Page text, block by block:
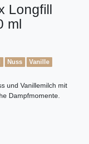
Longfill
ml
Nuss Vanille
und Vanillemilch mit
Dampfmomente.